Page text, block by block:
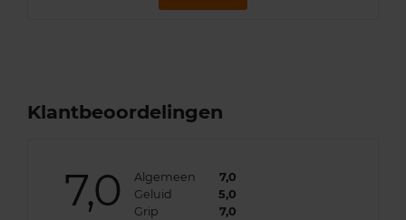
Klantbeoordelingen
7,0 Algemeen
7,0
Geluid
5,0
Grip
7,0